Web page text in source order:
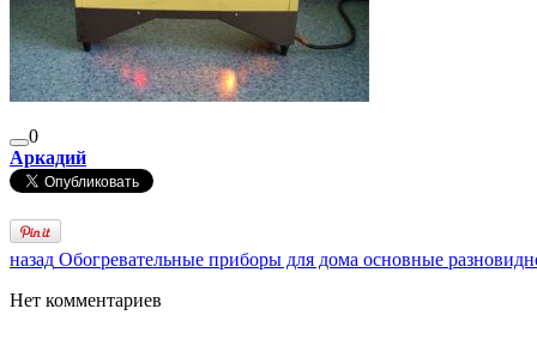
0
Аркадий
назад Обогревательные приборы для дома основные
Нет комментариев